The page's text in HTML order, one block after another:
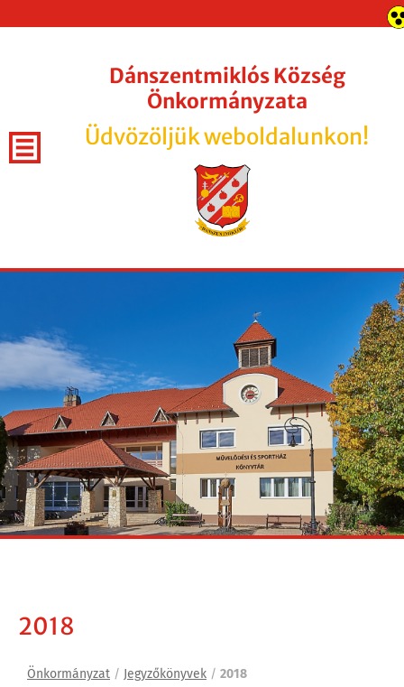
Dánszentmiklós Község
Önkormányzata
Üdvözöljük weboldalunkon!
2018
Önkormányzat / Jegyzőkönyvek / 2018